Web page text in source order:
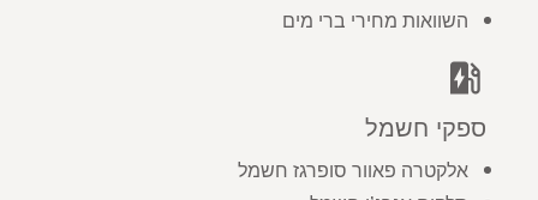
השוואות מחירי ברי מים
ev_station
ספקי חשמל
אלקטרה פאוור סופרגז חשמל